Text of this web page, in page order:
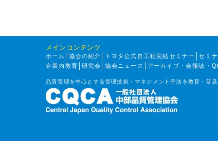
メインコンテンツ
ホーム 協会の紹介 トヨタ公式自工程完結セミナー
セミ
企業内教育
研究会 協会ニュース アーカイブ・会報誌・
品質管理を中心とする管理技術・マネジメント手法を教育・普